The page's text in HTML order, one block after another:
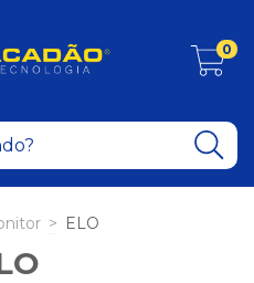
0
> ELO